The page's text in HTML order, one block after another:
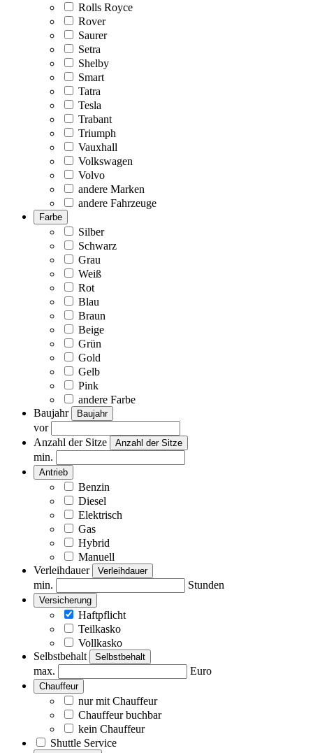
Rolls Royce
Rover
Saurer
Setra
Shelby
Smart
Tatra
Tesla
Trabant
Triumph
Vauxhall
Volkswagen
Volvo
andere Marken
andere Fahrzeuge
Farbe
Silber
Schwarz
Grau
Weiß
Rot
Blau
Braun
Beige
Grün
Gold
Gelb
Pink
andere Farbe
Baujahr
Baujahr
vor
Anzahl der Sitze
Anzahl der Sitze
min.
Antrieb
Benzin
Diesel
Elektrisch
Gas
Hybrid
Manuell
Verleihdauer
Verleihdauer
min. Stunden
Versicherung
Haftpflicht
Teilkasko
Vollkasko
Selbstbehalt
Selbstbehalt
max. Euro
Chauffeur
nur mit Chauffeur
Chauffeur buchbar
kein Chauffeur
Shuttle Service